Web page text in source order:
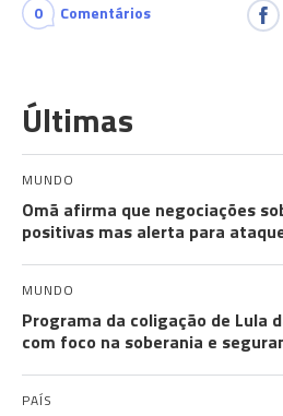
0 Comentários
Últimas
MUNDO
Omã afirma que negociações
positivas mas alerta para
MUNDO
Programa da coligação de Lula
com foco na soberania e
PAÍS